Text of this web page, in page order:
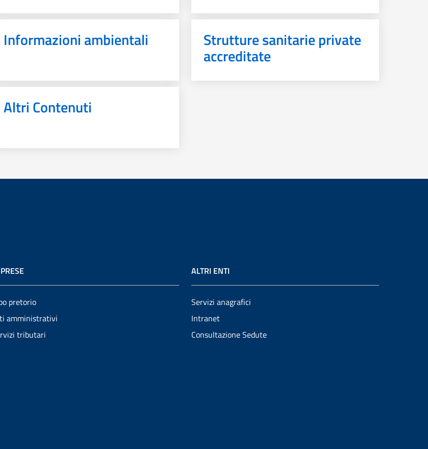
Informazioni ambientali Strutture sanitarie private
accreditate
Altri Contenuti
pretorio
amministrativi
tributari
ALTRI ENTI
Servizi anagrafici
Intranet
Consultazione Sedute